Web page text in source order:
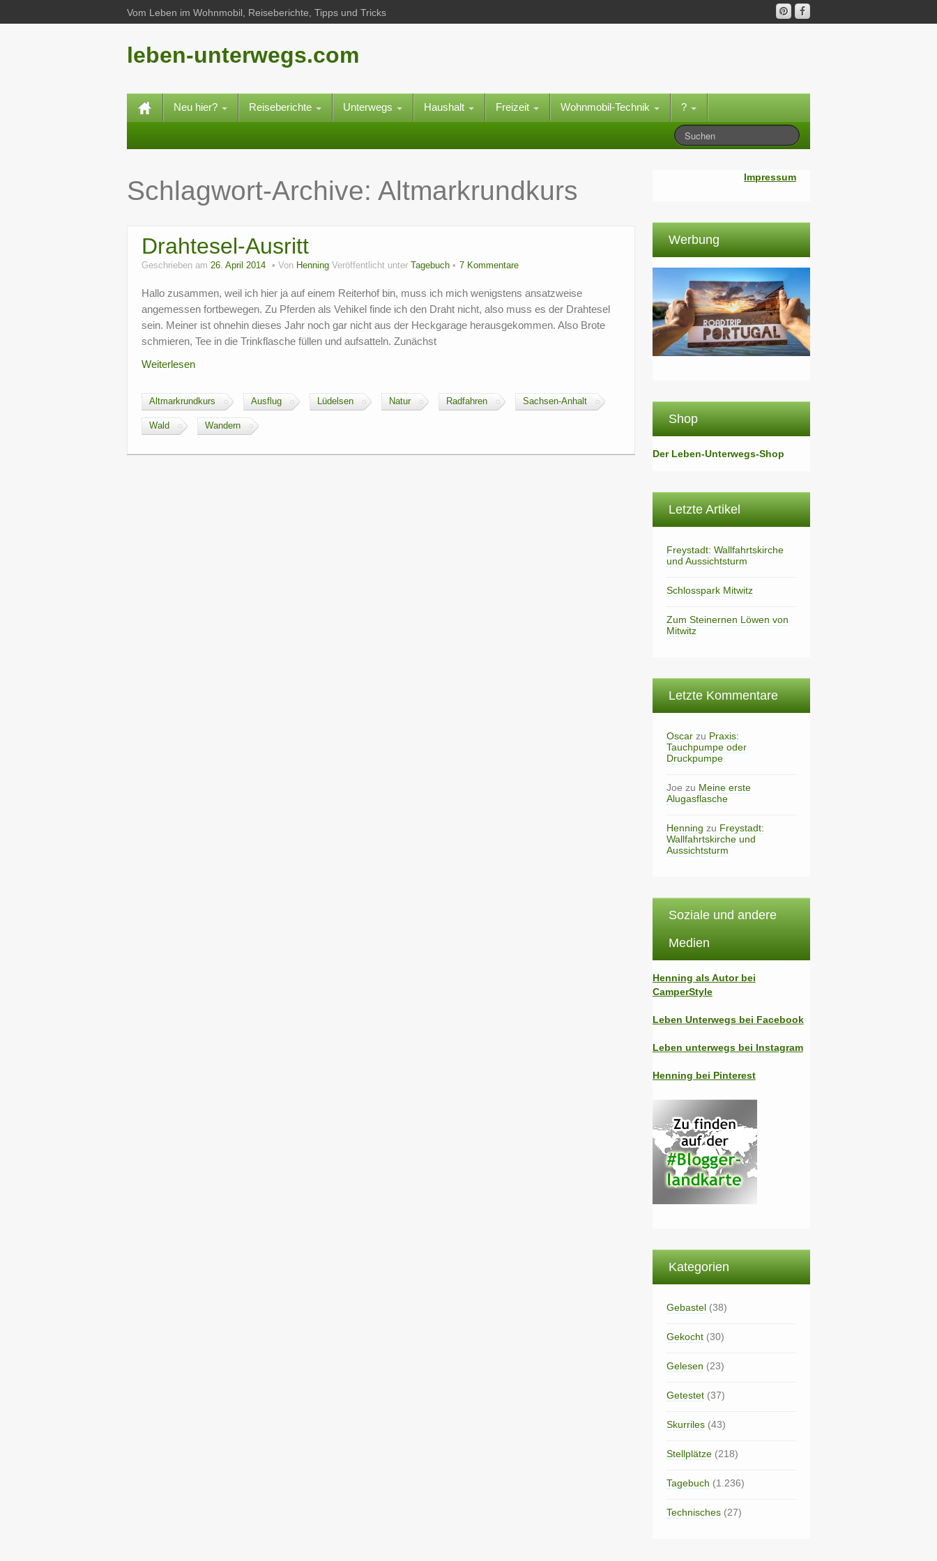
Vom Leben im Wohnmobil, Reiseberichte, Tipps und Tricks
leben-unterwegs.com
Neu hier? Reiseberichte Unterwegs Haushalt Freizeit Wohnmobil-Technik ?
Schlagwort-Archive: Altmarkrundkurs
Drahtesel-Ausritt
Geschrieben am 26. April 2014 Von Henning Veröffentlicht unter Tagebuch 7 Kommentare
Hallo zusammen, weil ich hier ja auf einem Reiterhof bin, muss ich mich wenigstens ansatzweise
angemessen fortbewegen. Zu Pferden als Vehikel finde ich den Draht nicht, also muss es der Drahtesel
sein. Meiner ist ohnehin dieses Jahr noch gar nicht aus der Heckgarage herausgekommen. Also Brote
schmieren, Tee in die Trinkflasche füllen und aufsatteln. Zunächst
Weiterlesen
Altmarkrundkurs Ausflug Lüdelsen Natur Radfahren Sachsen-Anhalt
Wald Wandern
Impressum
Werbung
Shop
Der Leben-Unterwegs-Shop
Letzte Artikel
Freystadt: Wallfahrtskirche
und Aussichtsturm
Schlosspark Mitwitz
Zum Steinernen Löwen von
Mitwitz
Letzte Kommentare
Oscarzu Praxis:
Tauchpumpe oder
Druckpumpe
Joe zu Meine erste
Alugasflasche
Henning zu Freystadt:
Wallfahrtskirche und
Aussichtsturm
Soziale und andere
Medien
Henning als Autor bei
CamperStyle
Leben Unterwegs bei Facebook
Leben unterwegs bei Instagram
Henning bei Pinterest
Kategorien
Gebastel(38)
Gekocht(30)
Gelesen (23)
Getestet(37)
Skurriles(43)
Stellplätze(218)
Tagebuch (1.236)
Technisches(27)